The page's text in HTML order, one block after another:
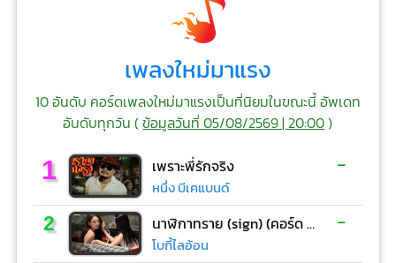
เพลงใหม่มาแรง
10 อันดับ คอร์ดเพลงใหม่มาแรงเป็นที่นิยมในขณะนี้ อัพเดท
อันดับทุกวัน (ข้อมูลวันที่ 05/08/2569 | 20:00)
1 เพราะพี่รักจริง
หนึ่ง บีเคแบนด์
-
2 นาฬิกาทราย (sign) (คอร์ด ง่ายๆ)
โบกี้ไลอ้อน
-